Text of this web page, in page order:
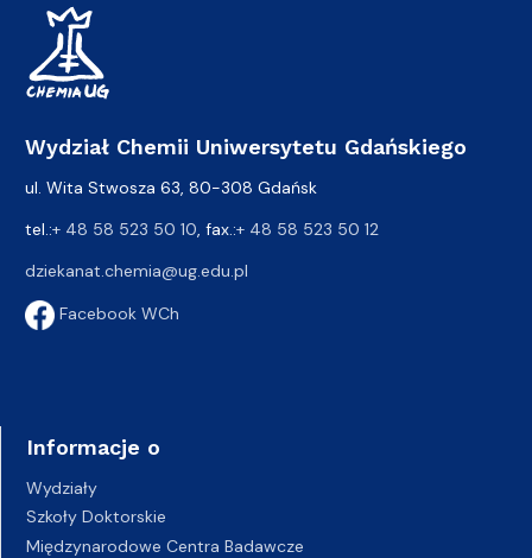
Wydział Chemii Uniwersytetu Gdańskiego
ul. Wita Stwosza 63, 80-308 Gdańsk
tel.:+ 48 58 523 50 10, fax.:+ 48 58 523 50 12
dziekanat.chemia@ug.edu.pl
Facebook WCh
Informacje o
Wydziały
Szkoły Doktorskie
Międzynarodowe Centra Badawcze